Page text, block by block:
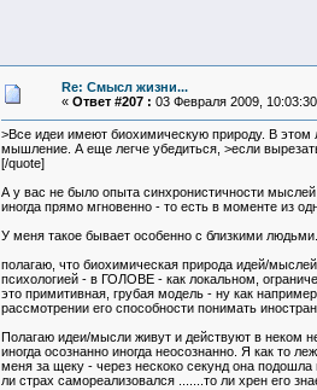
Re: Смысл жизни...
« Ответ #207 : 03 Февраля 2009,
>Все идеи имеют биохимическую природу. В этом
мышление. А еще легче убедиться, >если
[/quote]
А у вас не было опыта синхронистичности
иногда прямо мгновенно - то есть в моменте из
У меня такое бывает особенно с близкими
полагаю, что биохимическая природа идей/
психологией - в ГОЛОВЕ - как локальном,
это примитивная, грубая модель - ну как
рассмотрении его способности понимать
Полагаю идеи/мысли живут и действуют в неком
иногда осознанно иногда неосознанно. Я как то
меня за щеку - через нескоко секунд она
ли страх самореализовался .......то ли хрен его